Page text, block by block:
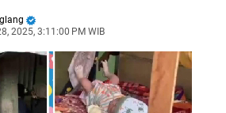
2025, 3:11:00 PM WIB